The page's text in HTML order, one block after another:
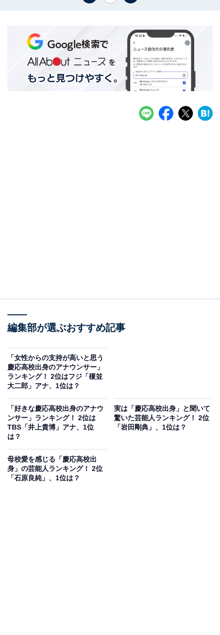
編集部が選ぶおすすめ記事
「女性からの支持が高いと思う
慶応高校出身のアナウンサー」
ランキング！ 2位はフジ「榎並
大二郎」アナ、1位は？
「好きな慶応高校出身のアナウ
ンサー」ランキング！ 2位は
TBS「井上貴博」アナ、1位
は？
実は「慶応高校出身」と聞いて
驚いた芸能人ランキング！ 2位
「岩田剛典」、1位は？
母校愛を感じる「慶応高校出
身」の芸能人ランキング！ 2位
「石原良純」、1位は？